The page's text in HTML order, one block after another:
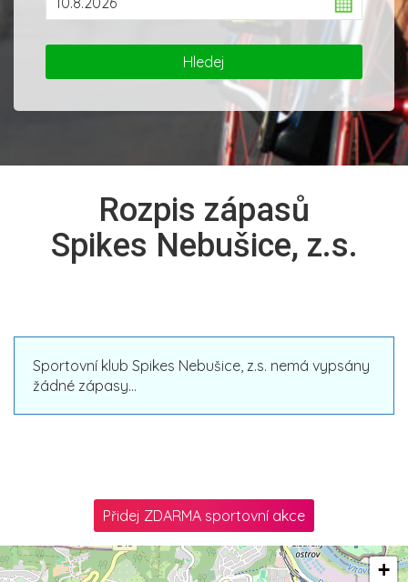
Rozpis zápasů
Spikes Nebušice, z.s.
Sportovní klub Spikes Nebušice, z.s. nemá vypsány
žádné zápasy...
Přidej ZDARMA sportovní akce
+